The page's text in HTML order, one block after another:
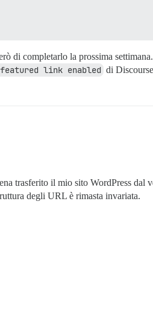
di completarlo la prossima
link enabled di
trasferito il mio sito WordPress dal
degli URL è rimasta invariata.